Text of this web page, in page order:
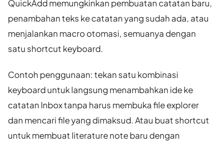
QuickAdd memungkinkan pembuatan catatan baru,
penambahan teks ke catatan yang sudah ada, atau
menjalankan macro otomasi, semuanya dengan
satu shortcut keyboard.
Contoh penggunaan: tekan satu kombinasi
keyboard untuk langsung menambahkan ide ke
catatan Inbox tanpa harus membuka file explorer
dan mencari file yang dimaksud. Atau buat shortcut
untuk membuat literature note baru dengan